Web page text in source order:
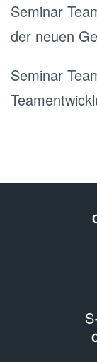
Seminar
der neuen
Seminar